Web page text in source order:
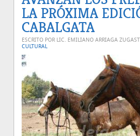
LA PRÓXIMA
CABALGATA
ESCRITO POR LIC. EMILIANO ARRIAGA
CULTURAL